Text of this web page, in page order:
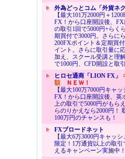
外為どっとコム「外貨ネ
【最大101万2000円＋
FX！から口座開設後、
の取引1回で5000円+らく
期買付で3000円。さらに
200FXポイント＆定期買
イント。さらに取引量に
加え、スクール受講と理
で1000円、CFD開設と取
ヒロセ通商「LION FX」
額ＮＥＷ！
【最大100万7000円キャ
FX！から口座開設後、英
上の取引で5000円がもら
らのりかえなら2000円！
100万円のチャンスも！
FXブロードネット
【最大6万3000円キャッ
限定！1万通貨以上の取引
えるキャンペーン実施中！